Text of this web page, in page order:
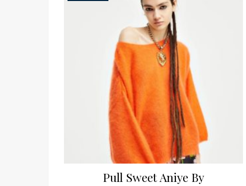
Pull Sweet Aniye By